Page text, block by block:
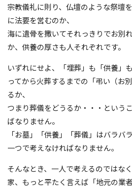
宗教儀礼に則り、仏壇のような祭壇
に法要を営むのか、
海に遺骨を撒いてそれっきりでお別
か、供養の厚さも人それぞれです。
いずれにせよ、「埋葬」も「供養」
ってから火葬するまでの「弔い（お
るか、
つまり葬儀をどうるか・・・という
ばなりません。
「お墓」「供養」「葬儀」はバラバ
一つで考えなければなりません。
そんなとき、一人で考えるのではな
家、もっと平たく言えば「地元の業